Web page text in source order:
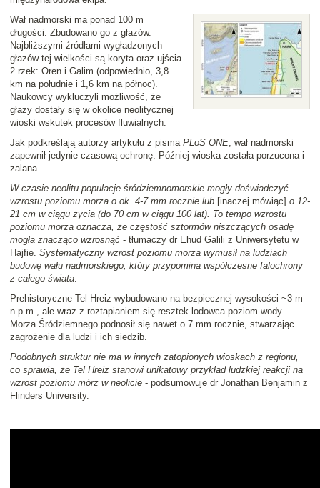
Wał nadmorski ma ponad 100 m
długości. Zbudowano go z głazów.
Najbliższymi źródłami wygładzonych
głazów tej wielkości są koryta oraz ujścia
2 rzek: Oren i Galim (odpowiednio, 3,8
km na południe i 1,6 km na północ).
Naukowcy wykluczyli możliwość, że
głazy dostały się w okolice neolitycznej
wioski wskutek procesów fluwialnych.
Jak podkreślają autorzy artykułu z pisma PLoS ONE, wał nadmorski
zapewnił jedynie czasową ochronę. Później wioska została porzucona i
zalana.
W czasie neolitu populacje śródziemnomorskie mogły doświadczyć
wzrostu poziomu morza o ok. 4-7 mm rocznie lub [inaczej mówiąc] o 12-
21 cm w ciągu życia (do 70 cm w ciągu 100 lat). To tempo wzrostu
poziomu morza oznacza, że częstość sztormów niszczących osadę
mogła znacząco wzrosnąć - tłumaczy dr Ehud Galili z Uniwersytetu w
Hajfie. Systematyczny wzrost poziomu morza wymusił na ludziach
budowę wału nadmorskiego, który przypomina współczesne falochrony
z całego świata.
Prehistoryczne Tel Hreiz wybudowano na bezpiecznej wysokości ~3 m
n.p.m., ale wraz z roztapianiem się resztek lodowca poziom wody
Morza Śródziemnego podnosił się nawet o 7 mm rocznie, stwarzając
zagrożenie dla ludzi i ich siedzib.
Podobnych struktur nie ma w innych zatopionych wioskach z regionu,
co sprawia, że Tel Hreiz stanowi unikatowy przykład ludzkiej reakcji na
wzrost poziomu mórz w neolicie - podsumowuje dr Jonathan Benjamin z
Flinders University.